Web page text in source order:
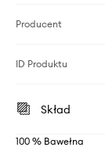
Producent
ID Produktu
Skład
100 % Bawełna